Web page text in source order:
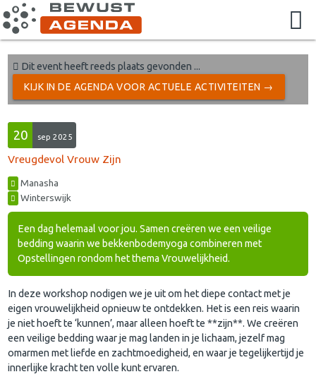
Dit event heeft reeds plaats gevonden ...
KIJK IN DE AGENDA VOOR ACTUELE ACTIVITEITEN →
20 sep 2025
Vreugdevol Vrouw Zijn
Manasha
Winterswijk
Een dag helemaal voor jou. Samen creëren we een veilige
bedding waarin we bekkenbodemyoga combineren met
Opstellingen rondom het thema Vrouwelijkheid.
In deze workshop nodigen we je uit om het diepe contact met je
eigen vrouwelijkheid opnieuw te ontdekken. Het is een reis waarin
je niet hoeft te ‘kunnen’, maar alleen hoeft te **zijn**. We creëren
een veilige bedding waar je mag landen in je lichaam, jezelf mag
omarmen met liefde en zachtmoedigheid, en waar je tegelijkertijd je
innerlijke kracht ten volle kunt ervaren.